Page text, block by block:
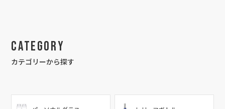
Category
カテゴリーから探す